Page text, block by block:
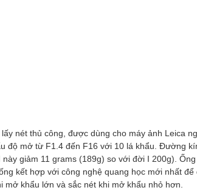
nét thủ công, được dùng cho máy ảnh Leica
độ mở từ F1.4 đến F16 với 10 lá khẩu. Đường
giảm 11 grams (189g) so với đời I 200g). Ống
kết hợp với công nghệ quang học mới nhất để
khẩu lớn và sắc nét khi mở khẩu nhỏ hơn.